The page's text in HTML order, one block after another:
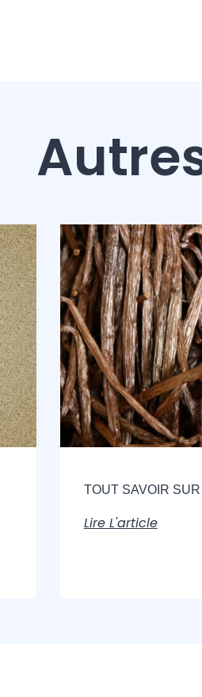
TOUT SAVOIR
Lire L'article